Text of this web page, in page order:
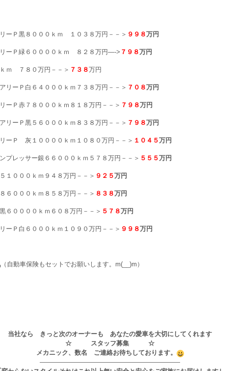
ーＰ黒８０００ｋｍ １０３８万円－－＞ ９９８万円
ーＰ緑６００００ｋｍ ８２８万円—-> ７９８万円
ｍ ７８０万円－－＞ ７３８万円
リーＰ白６４０００ｋｍ７３８万円－－＞ ７０８万円
ーＰ赤７８０００ｋｍ８１８万円－－＞ ７９８万円
リーＰ黒５６０００ｋｍ８３８万円－－＞ ７９８万円
ーＰ 灰１００００ｋｍ１０８０万円－－＞ １０４５万円
プレッサー銀６６０００ｋｍ５７８万円－－＞ ５５５万円
１０００ｋｍ９４８万円－－＞ ９２５万円
６０００ｋｍ８５８万円－－＞ ８３８万円
６００００ｋｍ６０８万円－－＞ ５７８万円
ーＰ白６０００ｋｍ１０９０万円－－＞ ９９８万円
（自動車保険もセットでお願いします。m(__)m）
当社なら きっと次のオーナーも あなたの愛車を大切にしてくれます
☆ スタッフ募集 ☆
メカニック、数名 ご連絡お待ちしております。
——————————————————————